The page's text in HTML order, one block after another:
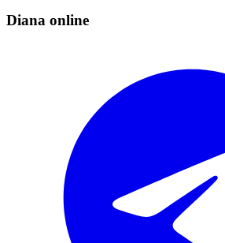
Diana online